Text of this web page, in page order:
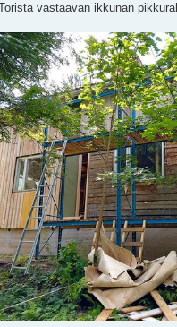
vastaavan ikkunan